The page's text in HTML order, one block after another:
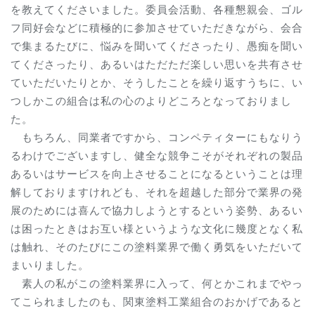
を教えてくださいました。委員会活動、各種懇親会、ゴル
フ同好会などに積極的に参加させていただきながら、会合
で集まるたびに、悩みを聞いてくださったり、愚痴を聞い
てくださったり、あるいはただただ楽しい思いを共有させ
ていただいたりとか、そうしたことを繰り返すうちに、い
つしかこの組合は私の心のよりどころとなっておりまし
た。
もちろん、同業者ですから、コンペティターにもなりう
るわけでございますし、健全な競争こそがそれぞれの製品
あるいはサービスを向上させることになるということは理
解しておりますけれども、それを超越した部分で業界の発
展のためには喜んで協力しようとするという姿勢、あるい
は困ったときはお互い様というような文化に幾度となく私
は触れ、そのたびにこの塗料業界で働く勇気をいただいて
まいりました。
素人の私がこの塗料業界に入って、何とかこれまでやっ
てこられましたのも、関東塗料工業組合のおかげであると